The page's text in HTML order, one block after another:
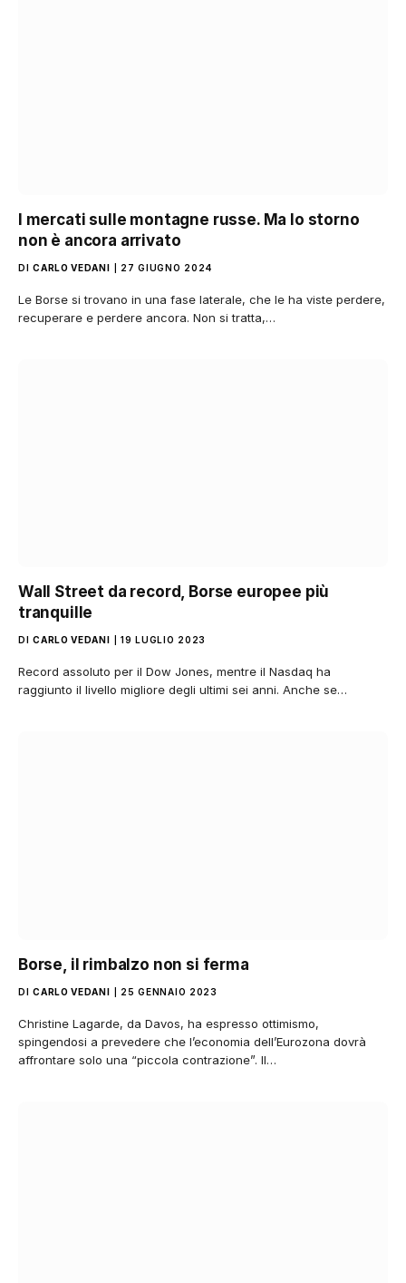
I mercati sulle montagne russe. Ma lo storno
non è ancora arrivato
DI CARLO VEDANI 27 GIUGNO 2024
Le Borse si trovano in una fase laterale, che le ha viste perdere,
recuperare e perdere ancora. Non si tratta,…
Wall Street da record, Borse europee più
tranquille
DI CARLO VEDANI 19 LUGLIO 2023
Record assoluto per il Dow Jones, mentre il Nasdaq ha
raggiunto il livello migliore degli ultimi sei anni. Anche se…
Borse, il rimbalzo non si ferma
DI CARLO VEDANI 25 GENNAIO 2023
Christine Lagarde, da Davos, ha espresso ottimismo,
spingendosi a prevedere che l’economia dell’Eurozona dovrà
affrontare solo una “piccola contrazione”. Il…